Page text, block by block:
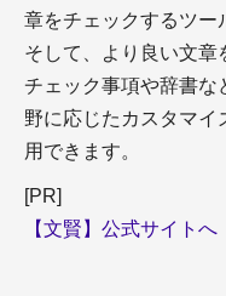
＋WEBコンテンツ
正・校閲までを解説
＋WEBメディア編
＋チーム間での作
修正指示ツール－
章をチェックするツー
そして、より良い文章
チェック事項や辞書な
野に応じたカスタマイ
用できます。
[PR]
【文賢】公式サイトへ